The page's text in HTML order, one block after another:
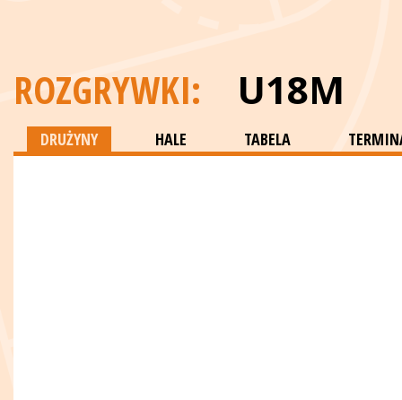
ROZGRYWKI: U18M
DRUŻYNY HALE TABELA